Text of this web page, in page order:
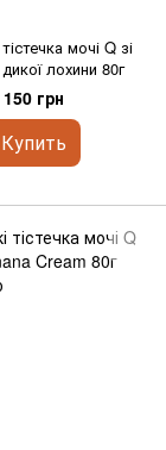
мочі Q зі
лохини 80г
150 грн
Купить